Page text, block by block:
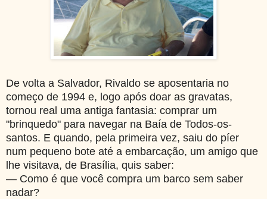
De volta a Salvador, Rivaldo se aposentaria no
começo de 1994 e, logo após doar as gravatas,
tornou real uma antiga fantasia: comprar um
"brinquedo" para navegar na Baía de Todos-os-
santos. E quando, pela primeira vez, saiu do píer
num pequeno bote até a embarcação, um amigo que
lhe visitava, de Brasília, quis saber:
— Como é que você compra um barco sem saber
nadar?